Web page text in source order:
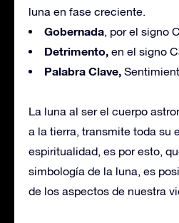
luna en fase creciente.
Gobernada, por el signo
Detrimento, en el signo
Palabra Clave,
La luna al ser el cuerpo
a la tierra, transmite toda su
espiritualidad, es por esto,
simbología de la luna, es
de los aspectos de nuestra